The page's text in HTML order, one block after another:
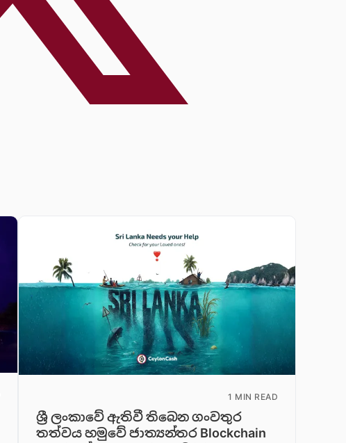
1 MIN READ
ශ්‍රී ලංකාවේ ඇතිවී තිබෙන ගංවතුර
තත්වය හමුවේ ජාත්‍යන්තර Blockchain